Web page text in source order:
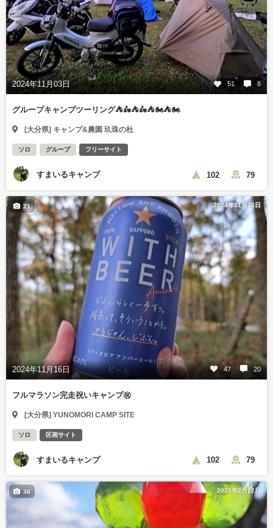
2024年11月03日 51 8
グループキャンプツーリング⛺🛵⛺🛵⛺🏍️⛺🏍️
[大分県] キャンプ&農園 玖珠の杜
ソロ グループ フリーサイト
すまいるキャンプ 102 79
2024年11月16日
2024年11月16日 47 20
21
フルマラソン完走祝いキャンプ㊗
[大分県] YUNOMORI CAMP SITE
ソロ 区画サイト
すまいるキャンプ 102 79
2025年2月22日
36